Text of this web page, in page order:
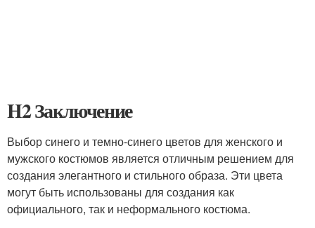
H2 Заключение
Выбор синего и темно-синего цветов для женского и
мужского костюмов является отличным решением для
создания элегантного и стильного образа. Эти цвета
могут быть использованы для создания как
официального, так и неформального костюма.